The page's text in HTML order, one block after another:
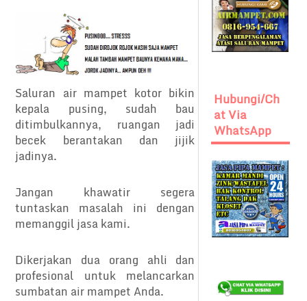
Saluran air mampet kotor bikin
kepala pusing, sudah bau
ditimbulkannya, ruangan jadi
becek berantakan dan jijik
jadinya.
Jangan khawatir segera
tuntaskan masalah ini dengan
memanggil jasa kami.
Dikerjakan dua orang ahli dan
profesional untuk melancarkan
sumbatan air mampet Anda.
Hubungi/Ch
At Via
WhatsApp